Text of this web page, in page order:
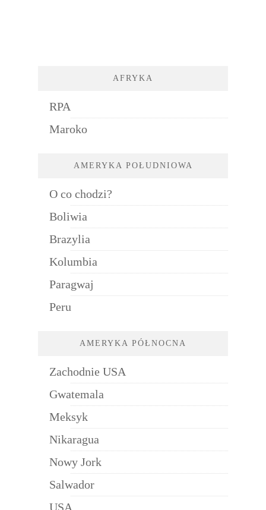
AFRYKA
RPA
Maroko
AMERYKA POŁUDNIOWA
O co chodzi?
Boliwia
Brazylia
Kolumbia
Paragwaj
Peru
AMERYKA PÓŁNOCNA
Zachodnie USA
Gwatemala
Meksyk
Nikaragua
Nowy Jork
Salwador
USA